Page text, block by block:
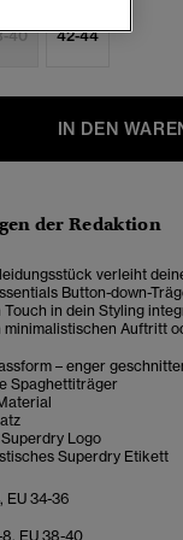
40 42-44
IN DEN
der Redaktion
verleiht
Button-down-
in dein Styling
minimalistischen Auftritt
– enger
Spaghettiträger
Logo
Superdry Etikett
EU 34-36
8, EU 38-40